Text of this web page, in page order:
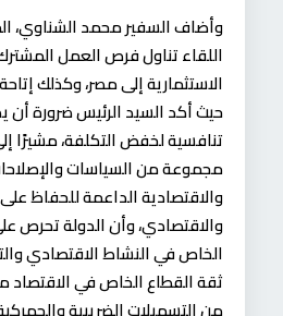
وأضاف السفير محمد الشناوي،
اللقاء تناول فرص العمل
الاستثمارية إلى مصر، وكذلك
حيث أكد السيد الرئيس ضرورة أن
تنافسية لخفض التكلفة، مشيرًا
مجموعة من السياسات
والاقتصادية الداعمة للحفاظ على
والاقتصادي، وأن الدولة تحرص
الخاص في النشاط الاقتصادي
ثقة القطاع الخاص في الاقتصاد